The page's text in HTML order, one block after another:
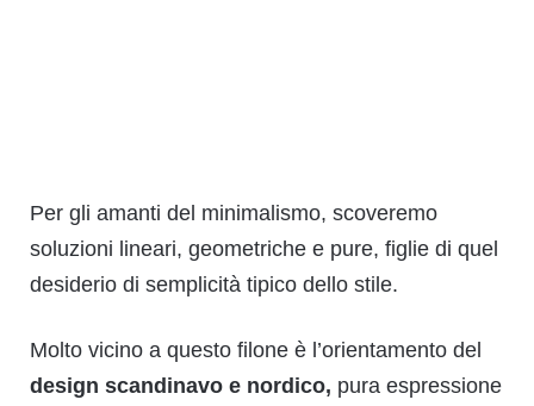
Per gli amanti del minimalismo, scoveremo
soluzioni lineari, geometriche e pure, figlie di quel
desiderio di semplicità tipico dello stile.
Molto vicino a questo filone è l’orientamento del
design scandinavo e nordico, pura espressione